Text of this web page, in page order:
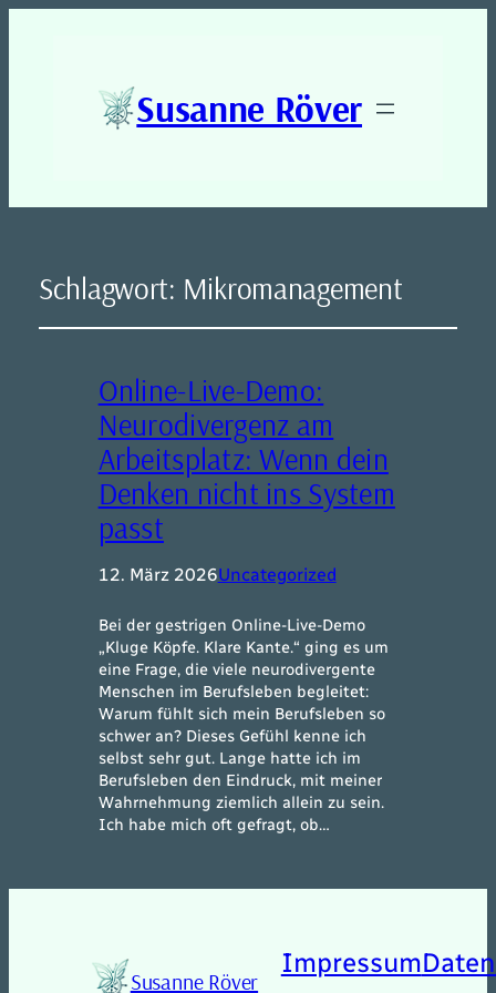
Susanne Röver
Schlagwort: Mikromanagement
Online-Live-Demo:
Neurodivergenz am
Arbeitsplatz: Wenn dein
Denken nicht ins System
passt
12. März 2026Uncategorized
Bei der gestrigen Online-Live-Demo
„Kluge Köpfe. Klare Kante.“ ging es um
eine Frage, die viele neurodivergente
Menschen im Berufsleben begleitet:
Warum fühlt sich mein Berufsleben so
schwer an? Dieses Gefühl kenne ich
selbst sehr gut. Lange hatte ich im
Berufsleben den Eindruck, mit meiner
Wahrnehmung ziemlich allein zu sein.
Ich habe mich oft gefragt, ob…
Susanne Röver
Impressum